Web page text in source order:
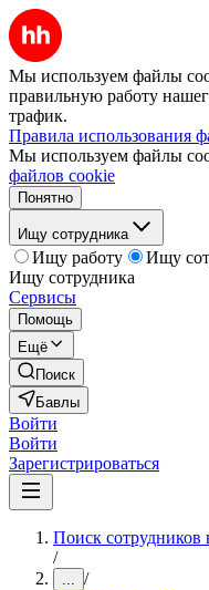
Мы используем файлы
правильную работу
трафик.
Правила использования
Мы используем файлы
файлов cookie
Понятно
Ищу сотрудника
Ищу работу
Ищу
Ищу сотрудника
Сервисы
Помощь
Ещё
Поиск
Бавлы
Войти
Войти
Зарегистрироваться
Поиск сотрудников
/
... /